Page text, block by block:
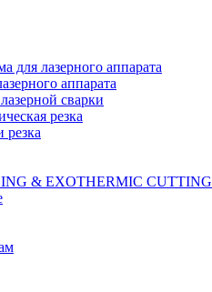
для лазерного аппарата
аппарата
сварки
резка
резка
& EXOTHERMIC CUTTING